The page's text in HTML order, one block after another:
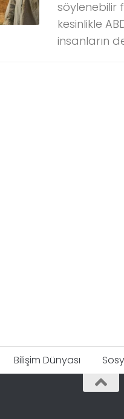
söylenebilir
kesinlikle
insanların
Bilişim Dünyası